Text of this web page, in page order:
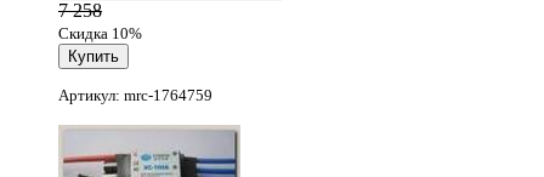
7 258
Скидка 10%
Артикул: mrc-1764759